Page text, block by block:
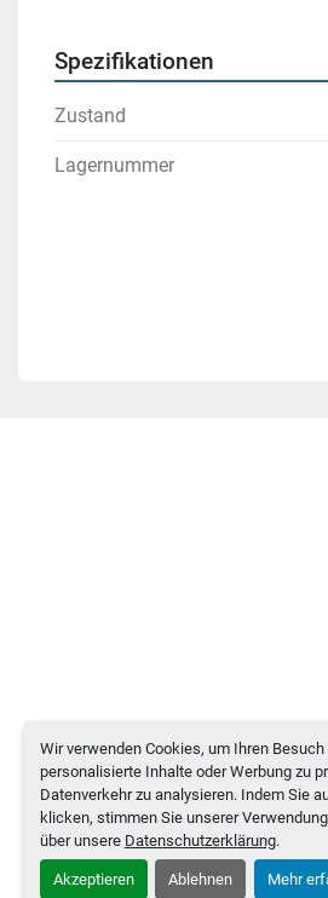
Wir verwenden Cookies, um Ihren Besuch
personalisierte Inhalte oder Werbung zu
Datenverkehr zu analysieren. Indem Sie
klicken, stimmen Sie unserer
über unsere Datenschutzerklärung.
Akzeptieren Ablehnen Mehr
Spezifikationen
Zustand
Lagernummer